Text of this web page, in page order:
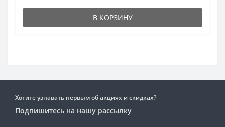
В КОРЗИНУ
Хотите узнавать первым об акциях и скидках?
Подпишитесь на нашу рассылку